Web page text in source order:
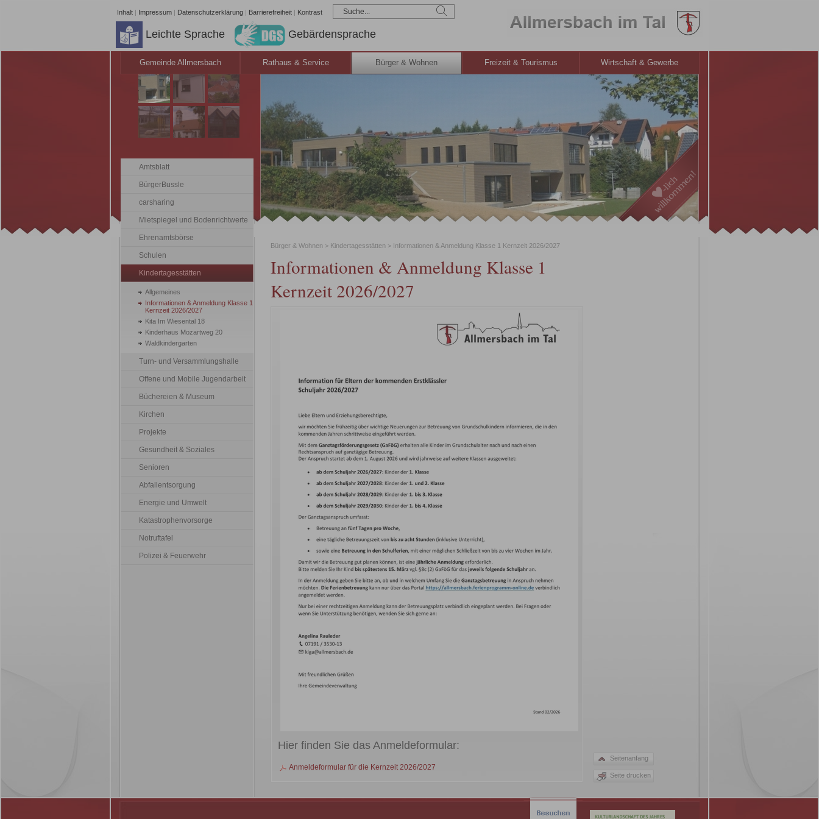
Leichte Sprache Gebärdensprache
Inhalt | Impressum | Datenschutzerklärung | Barrierefreiheit | Kontrast
Gemeinde Allmersbach Rathaus & Service Bürger & Wohnen Freizeit & Tourismus Wirtschaft & Gewerbe
Amtsblatt
BürgerBussle
carsharing
Mietspiegel und Bodenrichtwerte
Ehrenamtsbörse
Schulen
Kindertagesstätten
Allgemeines
Informationen & Anmeldung Klasse 1
Kernzeit 2026/2027
Kita Im Wiesental 18
Kinderhaus Mozartweg 20
Waldkindergarten
Turn- und Versammlungshalle
Offene und Mobile Jugendarbeit
Büchereien & Museum
Kirchen
Projekte
Gesundheit & Soziales
Senioren
Abfallentsorgung
Energie und Umwelt
Katastrophenvorsorge
Notruftafel
Polizei & Feuerwehr
Bürger & Wohnen > Kindertagesstätten > Informationen & Anmeldung Klasse 1 Kernzeit 2026/2027
Informationen & Anmeldung Klasse 1
Kernzeit 2026/2027
Hier finden Sie das Anmeldeformular:
Anmeldeformular für die Kernzeit 2026/2027
Seitenanfang
Seite drucken